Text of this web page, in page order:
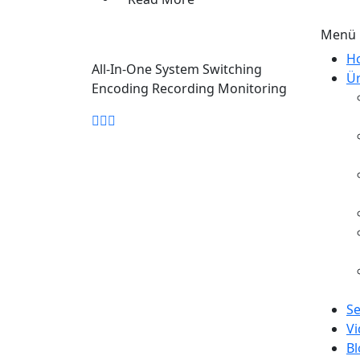
All-In-One System Switching
Encoding Recording Monitoring
Menü